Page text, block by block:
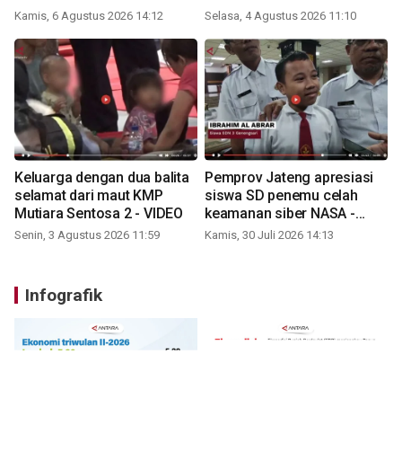
Kamis, 6 Agustus 2026 14:12 Selasa, 4 Agustus 2026 11:10
Keluarga dengan dua balita
selamat dari maut KMP
Mutiara Sentosa 2 - VIDEO
Senin, 3 Agustus 2026 11:59
Pemprov Jateng apresiasi
siswa SD penemu celah
keamanan siber NASA -
VIDEO
Kamis, 30 Juli 2026 14:13
Infografik